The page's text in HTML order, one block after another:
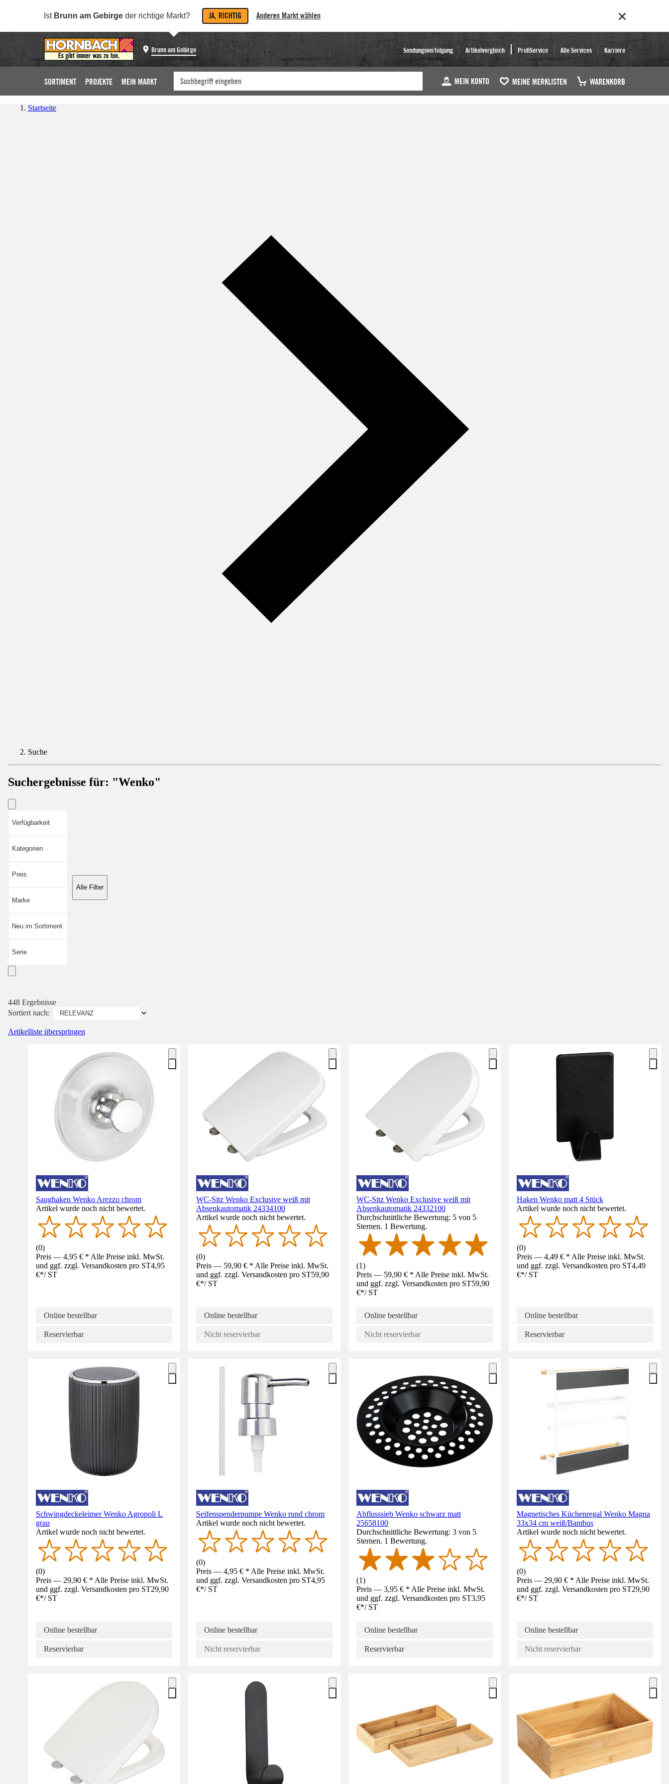
Ist Brunn am Gebirge der richtige Markt? JA, RICHTIG Anderen Markt wählen
Brunn am Gebirge Sendungsverfolgung Artikelvergleich ProfiService Alle Services Karriere
SORTIMENT PROJEKTE MEIN MARKT MEIN KONTO MEINE MERKLISTEN WARENKORB
Startseite
Suche
Suchergebnisse für: "Wenko"
Verfügbarkeit
Kategorien
Preis
Marke
Neu im Sortiment
Serie
Alle Filter
448 Ergebnisse
Sortiert nach:
Artikelliste überspringen
Saughaken Wenko Arezzo chrom
Artikel wurde noch nicht bewertet.
(0)
Preis — 4,95 € * Alle Preise inkl. MwSt.
und ggf. zzgl. Versandkosten pro ST4,95
€*/ ST
Online bestellbar
Reservierbar
WC-Sitz Wenko Exclusive weiß mit
Absenkautomatik 24334100
Artikel wurde noch nicht bewertet.
(0)
Preis — 59,90 € * Alle Preise inkl. MwSt.
und ggf. zzgl. Versandkosten pro ST59,90
€*/ ST
Online bestellbar
Nicht reservierbar
WC-Sitz Wenko Exclusive weiß mit
Absenkautomatik 24332100
Durchschnittliche Bewertung: 5 von 5
Sternen. 1 Bewertung.
(1)
Preis — 59,90 € * Alle Preise inkl. MwSt.
und ggf. zzgl. Versandkosten pro ST59,90
€*/ ST
Online bestellbar
Nicht reservierbar
Haken Wenko matt 4 Stück
Artikel wurde noch nicht bewertet.
(0)
Preis — 4,49 € * Alle Preise inkl. MwSt.
und ggf. zzgl. Versandkosten pro ST4,49
€*/ ST
Online bestellbar
Reservierbar
Schwingdeckeleimer Wenko Agropoli L
grau
Artikel wurde noch nicht bewertet.
(0)
Preis — 29,90 € * Alle Preise inkl. MwSt.
und ggf. zzgl. Versandkosten pro ST29,90
€*/ ST
Online bestellbar
Reservierbar
Seifenspenderpumpe Wenko rund chrom
Artikel wurde noch nicht bewertet.
(0)
Preis — 4,95 € * Alle Preise inkl. MwSt.
und ggf. zzgl. Versandkosten pro ST4,95
€*/ ST
Online bestellbar
Nicht reservierbar
Abflusssieb Wenko schwarz matt
25658100
Durchschnittliche Bewertung: 3 von 5
Sternen. 1 Bewertung.
(1)
Preis — 3,95 € * Alle Preise inkl. MwSt.
und ggf. zzgl. Versandkosten pro ST3,95
€*/ ST
Online bestellbar
Reservierbar
Magnetisches Küchenregal Wenko Magna
33x34 cm weiß/Bambus
Artikel wurde noch nicht bewertet.
(0)
Preis — 29,90 € * Alle Preise inkl. MwSt.
und ggf. zzgl. Versandkosten pro ST29,90
€*/ ST
Online bestellbar
Nicht reservierbar